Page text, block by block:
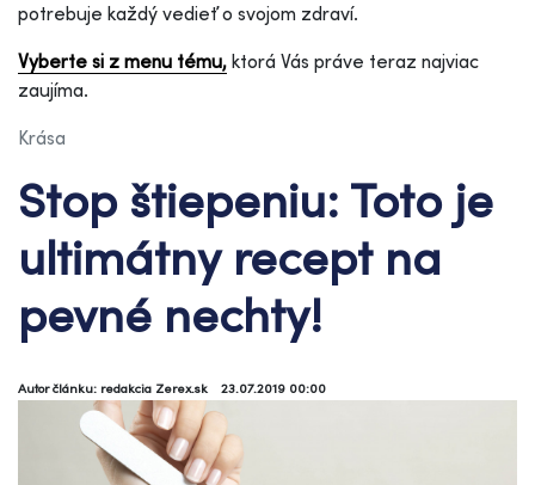
potrebuje každý vedieť o svojom zdraví.
Vyberte si z menu tému, ktorá Vás práve teraz najviac
zaujíma.
Krása
Stop štiepeniu: Toto je
ultimátny recept na
pevné nechty!
Autor článku: redakcia Zerex.sk 23.07.2019 00:00